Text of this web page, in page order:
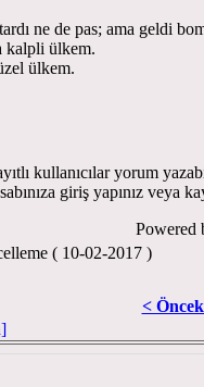
ne de pas; ama geldi
kalpli ülkem.
ülkem.
kullanıcılar yorum
giriş yapınız veya
Powered
( 10-02-2017 )
<